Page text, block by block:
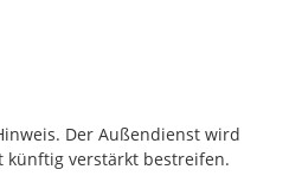
Der Außendienst wird
künftig verstärkt bestreifen.